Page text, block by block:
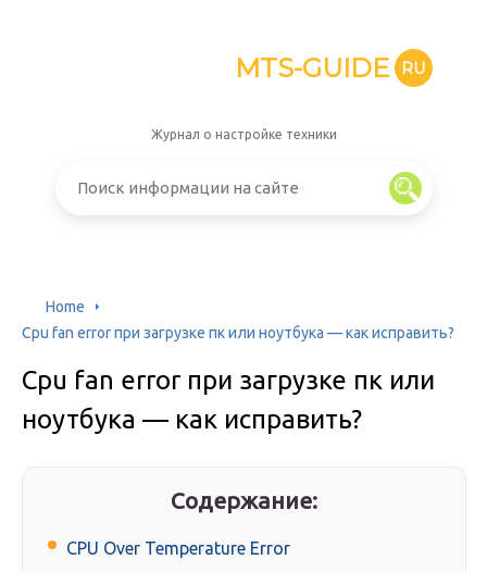
MTS-GUIDE RU
Журнал о настройке техники
Home
Cpu fan error при загрузке пк или ноутбука — как исправить?
Cpu fan error при загрузке пк или
ноутбука — как исправить?
Содержание:
CPU Over Temperature Error